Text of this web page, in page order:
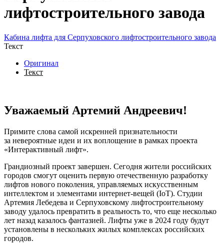
лифтостроительного завода
Кабина лифта для Серпуховского лифтостроительного завода
Текст
Оригинал
Текст
Уважаемый Артемий Андреевич!
Примите слова самой искренней признательности
за невероятные идеи и их воплощение в рамках проекта
«Интерактивный лифт».
Грандиозный проект завершен. Сегодня жители российских
городов смогут оценить первую отечественную разработку
лифтов нового поколения, управляемых искусственным
интеллектом и элементами интернет-вещей (IoT). Студии
Артемия Лебедева и Серпуховскому лифтостроительному
заводу удалось превратить в реальность то, что еще несколько
лет назад казалось фантазией. Лифты уже в 2024 году будут
установлены в нескольких жилых комплексах российских
городов.